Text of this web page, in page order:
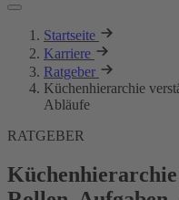
Startseite
Karriere
Ratgeber
Küchenhierarchie
Abläufe
RATGEBER